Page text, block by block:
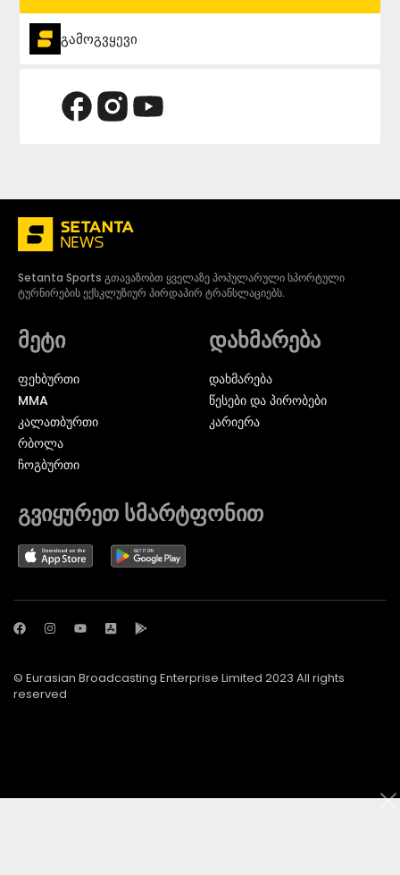
გამოგვყევი
Setanta Sports გთავაზობთ ყველაზე პოპულარული სპორტული
ტურნირების ექსკლუზიურ პირდაპირ ტრანსლაციებს.
მეტი
ᲤᲔᲮᲑᲣᲠᲗᲘ
MMA
ᲙᲐᲚᲐᲗᲑᲣᲠᲗᲘ
ᲠᲑᲝᲚᲐ
ᲩᲝᲒᲑᲣᲠᲗᲘ
დახმარება
დახმარება
წესები და პირობები
კარიერა
გვიყურეთ სმარტფონით
© Eurasian Broadcasting Enterprise Limited 2023 All rights
reserved